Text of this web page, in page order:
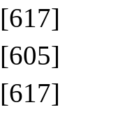
[617]
[605]
[617]